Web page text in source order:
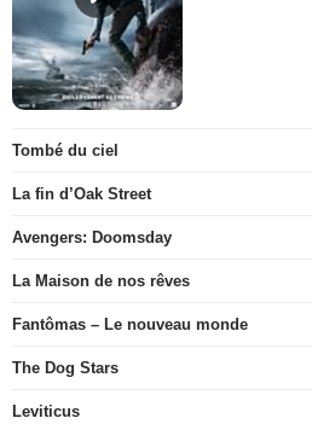
Tombé du ciel
La fin d’Oak Street
Avengers: Doomsday
La Maison de nos rêves
Fantômas – Le nouveau monde
The Dog Stars
Leviticus